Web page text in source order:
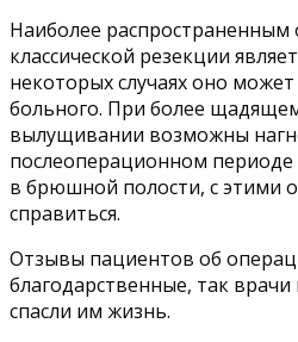
Наиболее
классической резекции
некоторых случаях оно
больного. При более
вылущивании возможны
послеоперационном периоде
в брюшной полости, с этими
справиться.
Отзывы пациентов об
благодарственные, так
спасли им жизнь.